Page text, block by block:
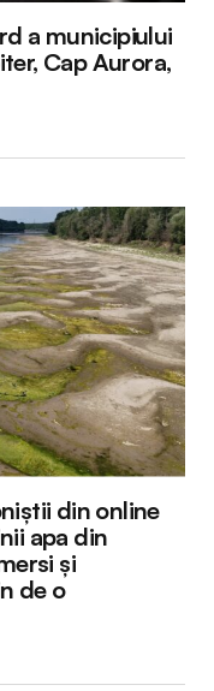
a municipiului
Cap Aurora,
din online
apa din
și
de o